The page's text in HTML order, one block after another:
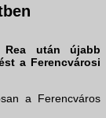
Rea után újabb
a Ferencvárosi
a Ferencváros